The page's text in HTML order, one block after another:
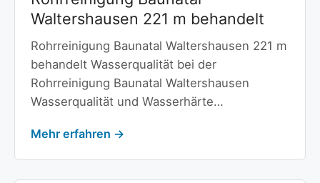
Waltershausen 221 m behandelt
Rohrreinigung Baunatal Waltershausen 221 m
behandelt Wasserqualität bei der
Rohrreinigung Baunatal Waltershausen
Wasserqualität und Wasserhärte…
Mehr erfahren →